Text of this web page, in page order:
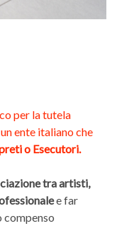
per la tutela
ente italiano che
o Esecutori.
tra artisti,
e far
compenso